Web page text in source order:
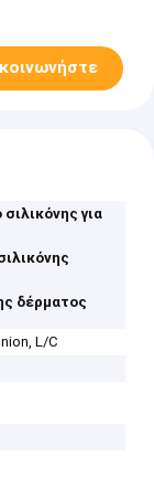
για
δέρματος
L/C